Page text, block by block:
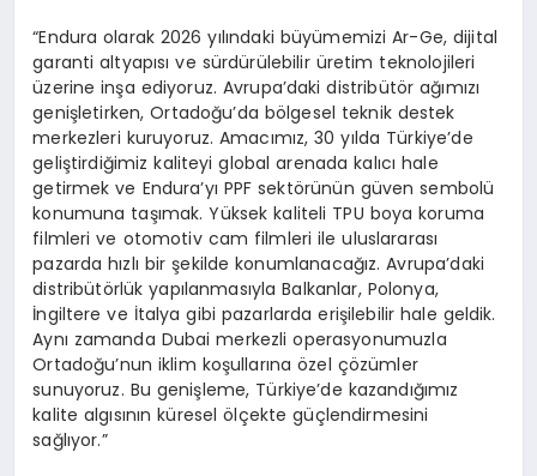
“Endura olarak 2026 yılındaki büyümemizi Ar-Ge, dijital
garanti altyapısıve sürdürülebilir üretim teknolojileri
üzerine inşa ediyoruz. Avrupa’daki distribütör ağımızı
genişletirken, Ortadoğu’da bölgesel teknik destek
merkezleri kuruyoruz. Amacımız, 30 yılda Türkiye’de
geliştirdiğimiz kaliteyi global arenada kalıcıhale
getirmek ve Endura’yı PPF sektörünün güven sembolü
konumuna taşımak. Yüksek kaliteli TPU boya koruma
filmleri ve otomotiv cam filmleri ile uluslararası
pazarda hızlı birşekilde konumlanacağız. Avrupa’daki
distribütörlük yapılanmasıyla Balkanlar, Polonya,
İngiltere ve İtalya gibi pazarlarda erişilebilir hale geldik.
Aynı zamanda Dubai merkezli operasyonumuzla
Ortadoğu’nun iklim koşullarınaözel çözümler
sunuyoruz. Bu genişleme, Türkiye’de kazandığımız
kalite algısının küreselölçekte güçlendirmesini
sağlıyor.”